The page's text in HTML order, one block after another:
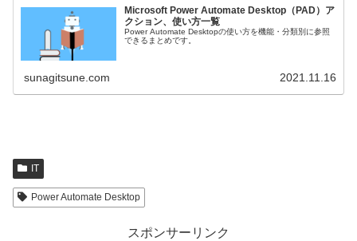
Microsoft Power Automate Desktop（PAD）ア
クション、使い方一覧
Power Automate Desktopの使い方を機能・分類別に参照
できるまとめです。
sunagitsune.com 2021.11.16
IT
Power Automate Desktop
スポンサーリンク